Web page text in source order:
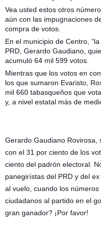
Vea usted estos otros
aún con las impugnaciones
compra de votos.
En el municipio de Centro,
PRD, Gerardo Gaudiano,
acumuló 64 mil 599 votos.
Mientras que los votos en
los que sumaron Evaristo,
mil 660 tabasqueños que
y, a nivel estatal más de
Gerardo Gaudiano Rovirosa,
con el 31 por ciento de los
ciento del padrón electoral.
panegirístas del PRD y del
al vuelo, cuando los
ciudadanos al partido en el
gran ganador? ¡Por favor!